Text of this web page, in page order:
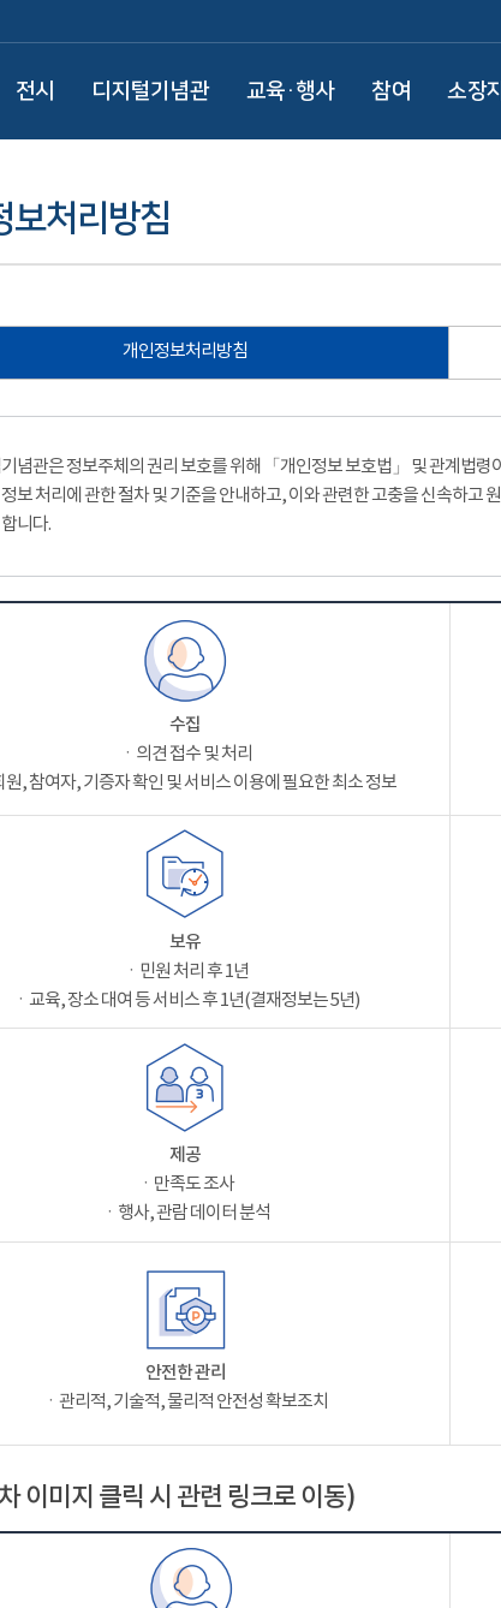
전시 디지털기념관 교육·행사 참여 소장
보처리방침
개인정보처리방침
념관은 정보주체의 권리 보호를 위해 「개인정보 보호법」 및 관계법령
보 처리에 관한 절차 및 기준을 안내하고, 이와 관련한 고충을 신속하고
니다.
수집
ㆍ의견 접수 및 처리
원, 참여자, 기증자 확인 및 서비스 이용에 필요한 최소 정보
보유
ㆍ민원 처리 후 1년
ㆍ교육, 장소 대여 등 서비스 후 1년(결재정보는 5년)
제공
ㆍ만족도 조사
ㆍ행사, 관람 데이터 분석
안전한 관리
ㆍ관리적, 기술적, 물리적 안전성 확보조치
이미지 클릭 시 관련 링크로 이동)